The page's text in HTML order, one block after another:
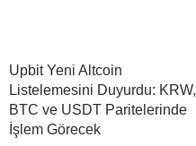
Upbit Yeni Altcoin
Listelemesini Duyurdu: KRW,
BTC ve USDT Paritelerinde
İşlem Görecek